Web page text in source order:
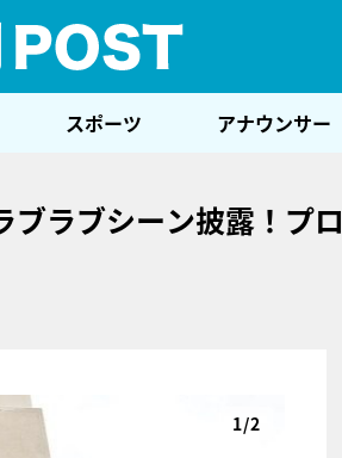
スポーツ アナウンサー
ブラブシーン披露！プロ
1/2